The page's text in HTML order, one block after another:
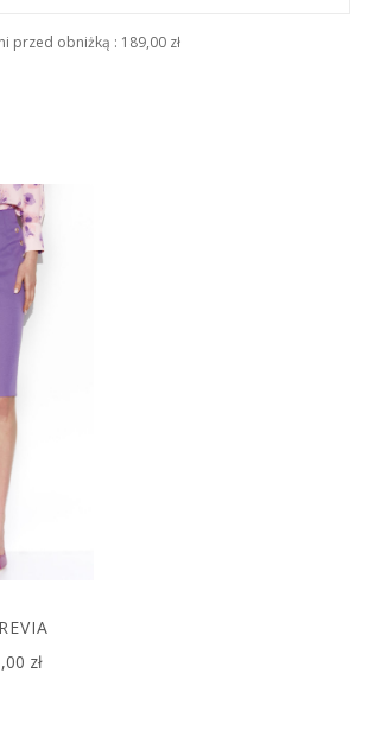
przed obniżką : 189,00 zł
zł